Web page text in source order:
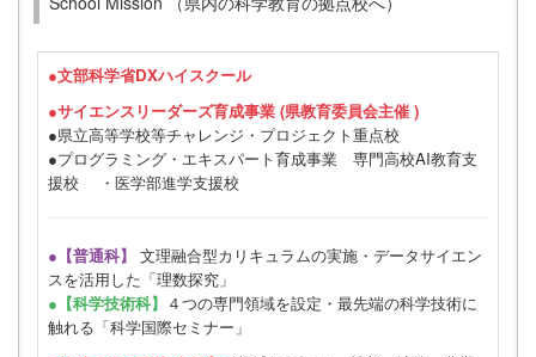
●文部科学省DXハイスクール
●サイエンスリーダーズ育成事業 (県教育委員会主催 )
●県立高等学校等チャレンジ・プロジェクト重点校
●プログラミング・エキスパート育成事業 専門高校AI教育支
援校 ・医学部進学支援校
●【普通科】 文理融合型カリキュラムの実施・データサイエン
スを活用した「理数探究」
●【科学技術科】 ４つの専門領域を設定・最先端の科学技術に
触れる「科学国際セミナー」